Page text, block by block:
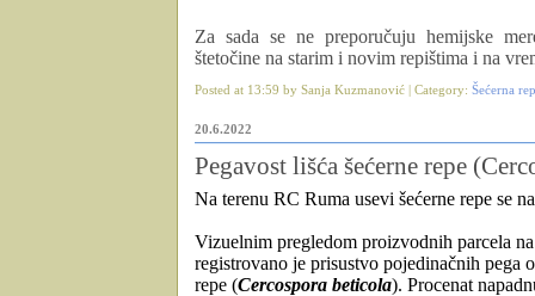
Za sada se ne preporučuju hemijske
štetočine na starim i novim repištima i na
Posted at 13:59 by Sanja Kuzmanović | Category: Šećerna
20.6.2022
Pegavost lišća šećerne repe
Na terenu RC Ruma usevi šećerne repe se
Vizuelnim pregledom proizvodnih parcela
registrovano je prisustvo pojedinačnih pega
repe (Cercospora beticola). Procenat